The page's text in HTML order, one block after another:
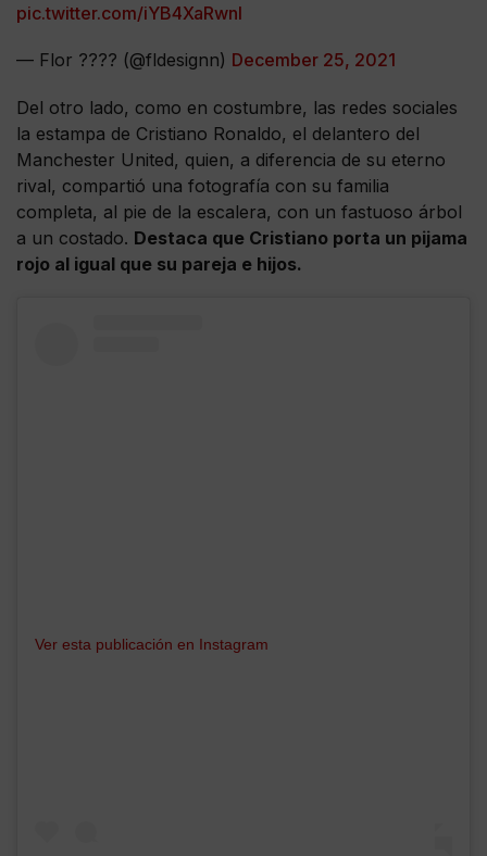
pic.twitter.com/iYB4XaRwnI
— Flor ???? (@fldesignn) December 25, 2021
Del otro lado, como en costumbre, las redes sociales
la estampa de Cristiano Ronaldo, el delantero del
Manchester United, quien, a diferencia de su eterno
rival, compartió una fotografía con su familia
completa, al pie de la escalera, con un fastuoso árbol
a un costado. Destaca que Cristiano porta un pijama
rojo al igual que su pareja e hijos.
Ver esta publicación en Instagram